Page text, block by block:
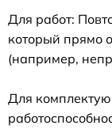
Для работ:
который прямо
(например,
Для